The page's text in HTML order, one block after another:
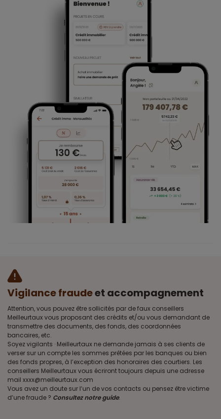
Vigilance fraudeet accompagnement
Attention, vous pouvez être sollicités par de faux conseillers
Meilleurtaux vous proposant des crédits et/ou vous demandant de
transmettre des documents, des fonds, des coordonnées
bancaires, etc.
Soyez vigilants · Meilleurtaux ne demande jamais à ses clients de
verser sur un compte les sommes prêtées par les banques ou bien
des fonds propres, à l’exception des honoraires des courtiers. Les
conseillers Meilleurtaux vous écriront toujours depuis une adresse
mail xxxx@meilleurtaux.com
Vous avez un doute sur l’un de vos contacts ou pensez être victime
d’une fraude ? Consultez notre guide.